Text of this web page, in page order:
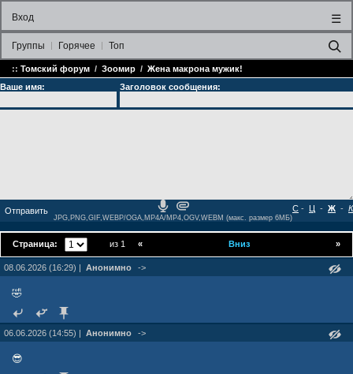
Вход ☰
Группы Горячее Топ
:: Томский форум / Зоомир / Жена макрона мужик!
Ваше имя:
Заголовок сообщения:
- Ц - Ж - К
С
JPG,PNG,GIF,WEBP/OGA,MP4A/MP4,OGV,WEBM (макс. размер 6МБ)
Страница: из 1 »
« Вниз
08.06.2026 (16:29) | Анонимно ->
🤣
06.06.2026 (14:55) | Анонимно ->
😎